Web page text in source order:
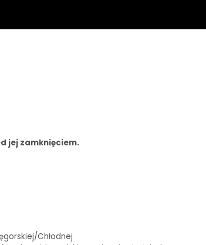
jej zamknięciem.
Chłodnej